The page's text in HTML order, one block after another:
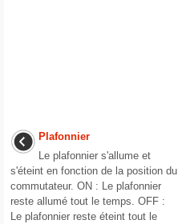
Plafonnier
Le plafonnier s'allume et
s'éteint en fonction de la position du
commutateur. ON : Le plafonnier
reste allumé tout le temps. OFF :
Le plafonnier reste éteint tout le